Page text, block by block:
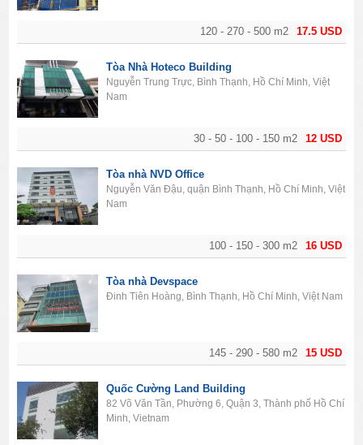
17.5 USD
120 - 270 - 500 m2
12 USD
30 - 50 - 100 - 150 m2
Tòa Nhà Hoteco Building
Nguyễn Trung Trực, Bình Thạnh, Hồ Chí Minh, Việt
Nam
16 USD
100 - 150 - 300 m2
Tòa nhà NVD Office
Nguyễn Văn Đậu, quận Bình Thạnh, Hồ Chí Minh, Việt
Nam
15 USD
145 - 290 - 580 m2
Tòa nhà Devspace
Đinh Tiên Hoàng, Bình Thạnh, Hồ Chí Minh, Việt Nam
Quốc Cường Land Building
82 Võ Văn Tần, Phường 6, Quận 3, Thành phố Hồ Chí
Minh, Vietnam